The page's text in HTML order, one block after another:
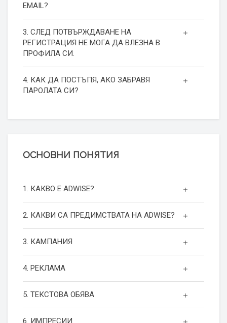
EMAIL?
3. СЛЕД ПОТВЪРЖДАВАНЕ НА
РЕГИСТРАЦИЯ НЕ МОГА ДА ВЛЕЗНА В
ПРОФИЛА СИ.
4. КАК ДА ПОСТЪПЯ, АКО ЗАБРАВЯ
ПАРОЛАТА СИ?
ОСНОВНИ ПОНЯТИЯ
1. КАКВО Е ADWISE?
2. КАКВИ СА ПРЕДИМСТВАТА НА ADWISE?
3. КАМПАНИЯ
4. РЕКЛАМА
5. ТЕКСТОВА ОБЯВА
6. ИМПРЕСИИ